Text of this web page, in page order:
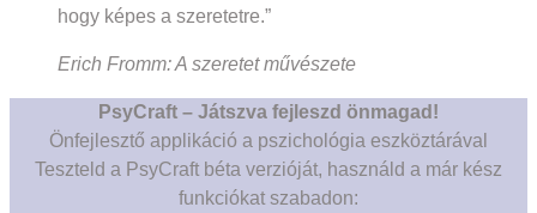
hogy képes a szeretetre.”
Erich Fromm: A szeretet művészete
PsyCraft – Játszva fejleszd önmagad!
Önfejlesztő applikáció a pszichológia eszköztárával
Teszteld a PsyCraft béta verzióját, használd a már kész
funkciókat szabadon: